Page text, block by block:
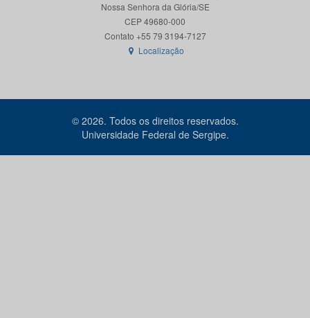
Nossa Senhora da Glória/SE
CEP 49680-000
Contato +55 79 3194-7127
Localização
© 2026. Todos os direitos reservados.
Universidade Federal de Sergipe.